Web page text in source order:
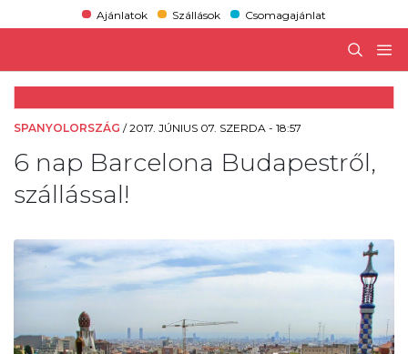
Ajánlatok Szállások Csomagajánlat
SPANYOLORSZÁG /2017. JÚNIUS 07. SZERDA - 18:57
6 nap Barcelona Budapestről,
szállással!